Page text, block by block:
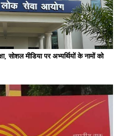
सोशल मीडिया पर अभ्यर्थियों के नामों को